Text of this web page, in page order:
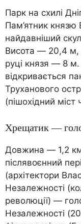
Парк на схилі
Пам’ятник
найдавніший
Висота — 20,4 м,
руці князя — 8
відкривається
Труханового
(пішохідний міст
Хрещатик —
Довжина — 1,2
післявоєнний
(архітектори
Незалежності
революції) —
Незалежності